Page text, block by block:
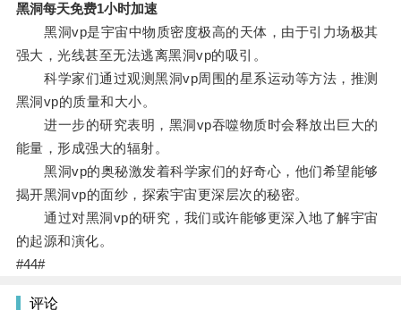
黑洞每天免费1小时加速
黑洞vp是宇宙中物质密度极高的天体，由于引力场极其
强大，光线甚至无法逃离黑洞vp的吸引。
科学家们通过观测黑洞vp周围的星系运动等方法，推测
黑洞vp的质量和大小。
进一步的研究表明，黑洞vp吞噬物质时会释放出巨大的
能量，形成强大的辐射。
黑洞vp的奥秘激发着科学家们的好奇心，他们希望能够
揭开黑洞vp的面纱，探索宇宙更深层次的秘密。
通过对黑洞vp的研究，我们或许能够更深入地了解宇宙
的起源和演化。
#44#
评论